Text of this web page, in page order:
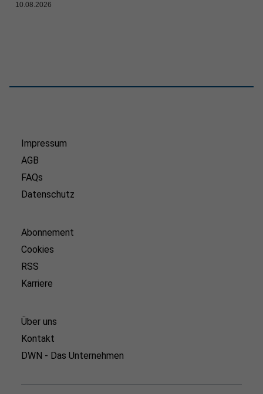
10.08.2026
Impressum
AGB
FAQs
Datenschutz
Abonnement
Cookies
RSS
Karriere
Über uns
Kontakt
DWN - Das Unternehmen